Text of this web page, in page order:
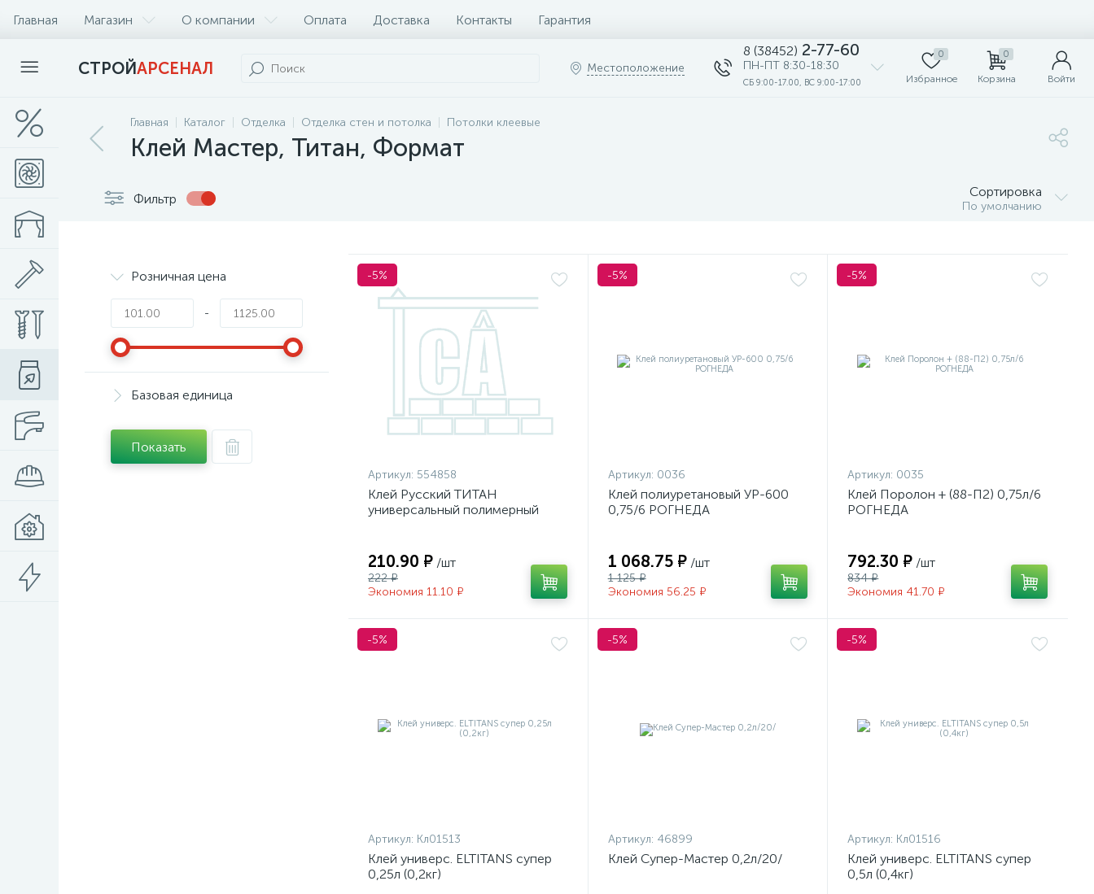
Главная Магазин О компании Оплата Доставка Контакты Гарантия
СТРОЙАРСЕНАЛ Местоположение
8 (38452) 2-77-60
ПН-ПТ 8:30-18:30
СБ 9:00-17.00, ВС 9:00-17:00
0
Избранное
0
Корзина Войти
Главная Каталог Отделка Отделка стен и потолка Потолки клеевые
Клей Мастер, Титан, Формат
Фильтр Сортировка
По умолчанию
Розничная цена
-
Базовая единица
Показать
-5%
Артикул: 554858
Клей Русский ТИТАН
универсальный полимерный
210.90 ₽ /шт
222 ₽
Экономия 11.10 ₽
-5%
Артикул: 0036
Клей полиуретановый УР-600
0,75/6 РОГНЕДА
1 068.75 ₽ /шт
1 125 ₽
Экономия 56.25 ₽
-5%
Артикул: 0035
Клей Поролон + (88-П2) 0,75л/6
РОГНЕДА
792.30 ₽ /шт
834 ₽
Экономия 41.70 ₽
-5%
Артикул: Кл01513
Клей универс. ELTITANS супер
0,25л (0,2кг)
-5%
Артикул: 46899
Клей Супер-Мастер 0,2л/20/
-5%
Артикул: Кл01516
Клей универс. ELTITANS супер
0,5л (0,4кг)